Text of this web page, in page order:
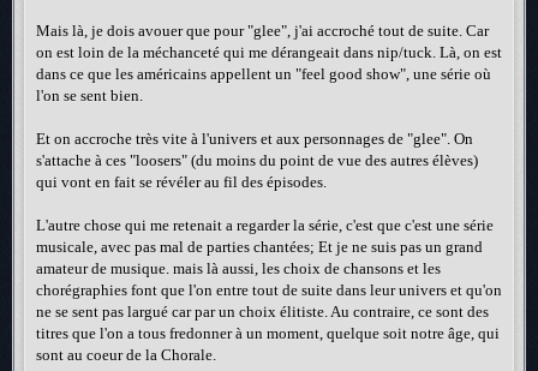
Mais là, je dois avouer que pour "glee", j'ai accroché tout de suite. Car
on est loin de la méchanceté qui me dérangeait dans nip/tuck. Là, on est
dans ce que les américains appellent un "feel good show", une série où
l'on se sent bien.
Et on accroche très vite à l'univers et aux personnages de "glee". On
s'attache à ces "loosers" (du moins du point de vue des autres élèves)
qui vont en fait se révéler au fil des épisodes.
L'autre chose qui me retenait a regarder la série, c'est que c'est une série
musicale, avec pas mal de parties chantées; Et je ne suis pas un grand
amateur de musique. mais là aussi, les choix de chansons et les
chorégraphies font que l'on entre tout de suite dans leur univers et qu'on
ne se sent pas largué car par un choix élitiste. Au contraire, ce sont des
titres que l'on a tous fredonner à un moment, quelque soit notre âge, qui
sont au coeur de la Chorale.